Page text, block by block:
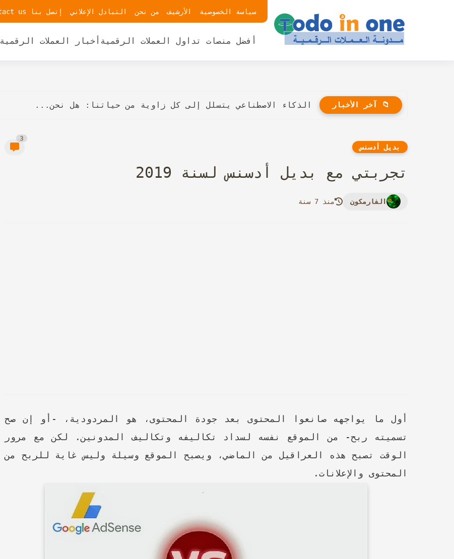
سياسة الخصوصية الأرشيف من نحن التبادل الإعلاني إتصل بنا contact us
أفضل منصات تداول العملات الرقمية أخبار العملات الرقمية
📁 آخر الأخبار الذكاء الاصطناعي يتسلل إلى كل زاوية من حياتنا: هل نحن...
بديل أدسنس
3
تجربتي مع بديل أدسنس لسنة 2019
الفارمكون منذ 7 سنة
أول ما يواجهه صانعوا المحتوى بعد جودة المحتوى، هو المردودية، -أو إن صح
تسميته ربح- من الموقع نفسه لسداد تكاليفه وتكاليف المدونين. لكن مع مرور
الوقت تصبح هذه العراقيل من الماضي، ويصبح الموقع وسيلة وليس غاية للربح من
المحتوى والإعلانات.